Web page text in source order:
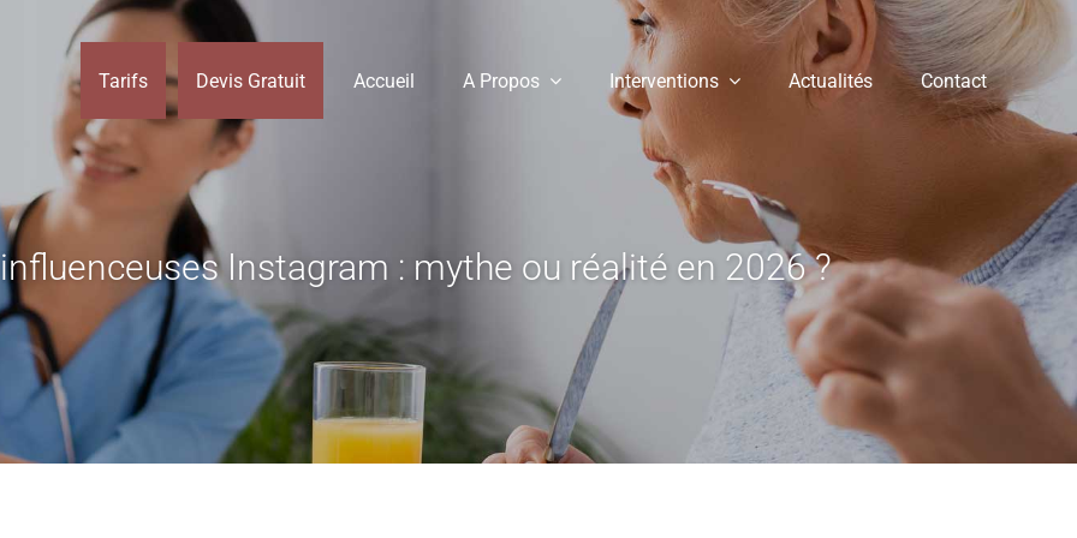
Tarifs Devis Gratuit Accueil A Propos Interventions Actualités Contact
Instagram : mythe ou réalité en 2026 ?